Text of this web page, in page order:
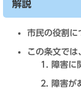
解説
市民の役割に
この条文では
障害に
障害が